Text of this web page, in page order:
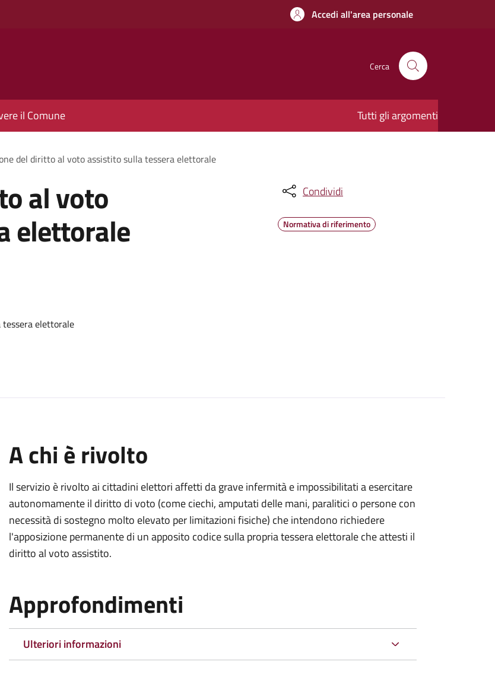
Accedi all'area personale
Cerca
il Comune Tutti gli argomenti
del diritto al voto assistito sulla tessera elettorale
al voto
elettorale
elettorale
Condividi
Normativa di riferimento
A chi è rivolto
Il servizio è rivolto ai cittadini elettori affetti da grave infermità e impossibilitati a esercitare
autonomamente il diritto di voto (come ciechi, amputati delle mani, paralitici o persone con
necessità di sostegno molto elevato per limitazioni fisiche) che intendono richiedere
l'apposizione permanente di un apposito codice sulla propria tessera elettorale che attesti il
diritto al voto assistito.
Approfondimenti
Ulteriori informazioni